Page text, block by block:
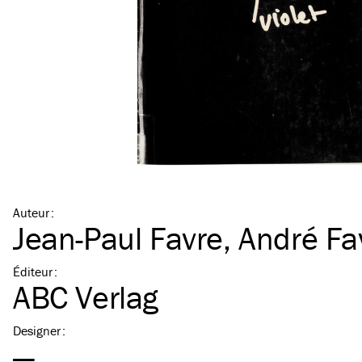
Auteur:
Jean-Paul Favre,André
Éditeur:
ABC Verlag
Designer: